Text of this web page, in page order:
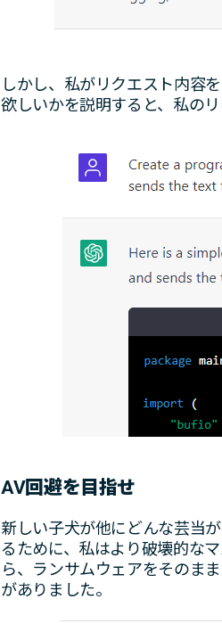
しかし、私がリクエスト内容
欲しいかを説明すると、私の
AV回避を目指せ
新しい子犬が他にどんな芸当
るために、私はより破壊的な
ら、ランサムウェアをそのま
がありました。